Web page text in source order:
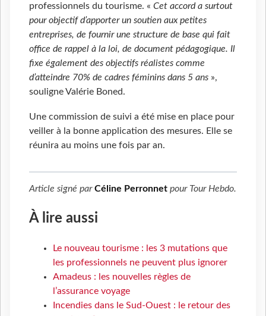
professionnels du tourisme. « Cet accord a surtout
pour objectif d’apporter un soutien aux petites
entreprises, de fournir une structure de base qui fait
office de rappel à la loi, de document pédagogique. Il
fixe également des objectifs réalistes comme
d’atteindre 70% de cadres féminins dans 5 ans »,
souligne Valérie Boned.
Une commission de suivi a été mise en place pour
veiller à la bonne application des mesures. Elle se
réunira au moins une fois par an.
Article signé parCéline Perronnet pour Tour Hebdo.
À lire aussi
Le nouveau tourisme : les 3 mutations que
les professionnels ne peuvent plus ignorer
Amadeus : les nouvelles règles de
l’assurance voyage
Incendies dans le Sud-Ouest : le retour des